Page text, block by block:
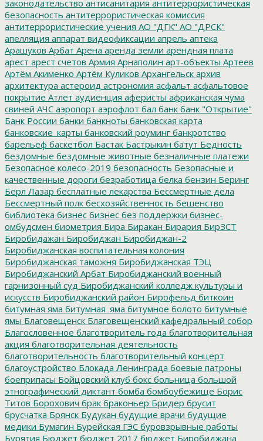
законодательство антисанитария антитеррористическая
безопасность антитеррористическая комиссия
антитеррористические учения АО "ДГК" АО "ДРСК"
апелляция аппарат видеофиксации апрель аптека
Арашуков Арбат Арена аренда земли арендная плата
арест арест счетов Армия Арнаполин арт-объекты Артеев
Артём Акименко Артём Куликов Архангельск архив
архитектура астероид астрономия асфальт асфальтовое
покрытие Атлет аудиенция аферисты африканская чума
свиней АЧС аэропорт аэрофлот бал банк банк "Открытие"
Банк России банки банкноты банковская карта
банковские_карты банковский роуминг банкротство
барельеф баскетбол Бастак Бастрыкин батут Бедность
бездомные бездомные животные безналичные платежи
Безопасное колесо-2019 безопасность Безопасные и
качественные дороги безработица белка бензин Беринг
Берл Лазар бесплатные лекарства Бессмертные дела
Бессмертный полк бесхозяйственность бешенство
библиотека бизнес бизнес без поддержки бизнес-
омбудсмен биометрия Бира Биракан Бирария БирЗСТ
Биробидажан Биробиджан Биробиджан-2
Биробиджанская воспитательная колония
Биробиджанская таможня Биробиджанская ТЭЦ
Биробиджанский Арбат Биробиджанский военный
гарнизонный суд Биробиджанский колледж культуры и
искусств Биробиджанский район Бирофельд биткоин
битумная яма битумная_яма битумное болото битумные
ямы Благовещенск Благовещенский кафедральный собор
Благословенное благотворитель года благотворительная
акция благотворительная деятельность
благотворительность благотворительный концерт
благоустройство Блокада Ленинграда боевые патроны
боеприпасы Бойцовский клуб бокс больница большой
этнографический диктант бомба бомбоубежище Борис
Титов Борохович брак браконьер Бридер брусит
брусчатка Брянск Будукан будущие врачи будущие
медики Бумагин Бурейская ГЭС буровзрывные работы
Бурятия Бюджет бюджет 2017 бюджет Биробиджана